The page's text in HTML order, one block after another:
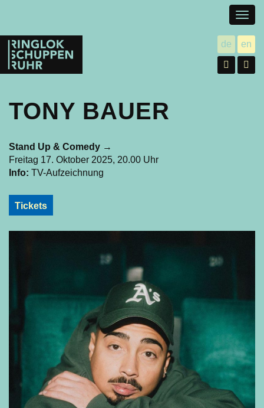
Ringlokschuppen
Ruhr
de utsch
en
TONY BAUER
Stand Up & Comedy →
Freitag 17. Oktober 2025, 20.00 Uhr
Info: TV-Aufzeichnung
Tickets